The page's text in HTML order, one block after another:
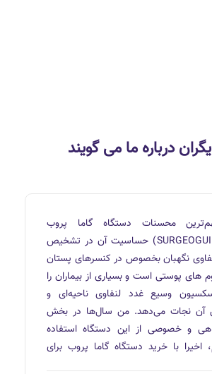
درباره ما می گویند
محسنات دستگاه گاما پروب
(SURGEOGUIDE II) حساسیت آن در تشخیص
نگهبان بخصوص در کنسرهای پستان
های پوستی است و بسیاری از بیماران را
وسیع غدد لنفاوی ناحیه‌ای و
آن نجات می‌دهد. من سال‌ها در بخش
و خصوصی از این دستگاه استفاده
اخیرا با خرید دستگاه گاما پروب برای